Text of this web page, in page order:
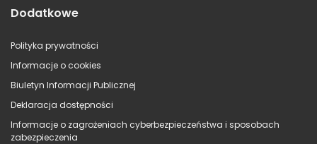
Dodatkowe
Polityka prywatności
Informacje o cookies
Biuletyn Informacji Publicznej
Deklaracja dostępności
Informacje o zagrożeniach cyberbezpieczeństwa i sposobach
zabezpieczenia